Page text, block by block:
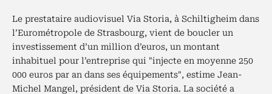
Le prestataire audiovisuel Via Storia, à Schiltigheim dans
l’Eurométropole de Strasbourg, vient de boucler un
investissement d’un million d’euros, un montant
inhabituel pour l’entreprise qui "injecte en moyenne 250
000 euros par an dans ses équipements", estime Jean-
Michel Mangel, président de Via Storia. La société a